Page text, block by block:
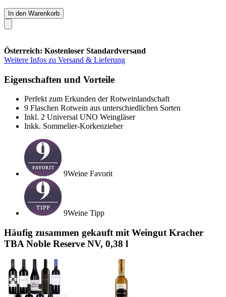
In den Warenkorb
Österreich: Kostenloser Standardversand
Weitere Infos zu Versand & Lieferung
Eigenschaften und Vorteile
Perfekt zum Erkunden der Rotweinlandschaft
9 Flaschen Rotwein aus unterschiedlichen Sorten
Inkl. 2 Universal UNO Weingläser
Inkk. Sommelier-Korkenzieher
9Weine Favorit
9Weine Tipp
Häufig zusammen gekauft mit Weingut Kracher
TBA Noble Reserve NV, 0,38 l